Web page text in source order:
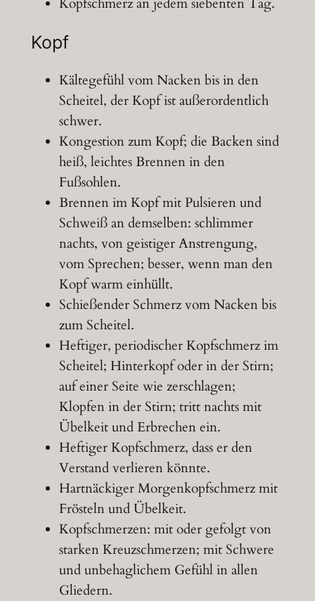
Kopf
Kältegefühl vom Nacken bis in den
Scheitel, der Kopf ist außerordentlich
schwer.
Kongestion zum Kopf; die Backen sind
heiß, leichtes Brennen in den
Fußsohlen.
Brennen im Kopf mit Pulsieren und
Schweiß an demselben: schlimmer
nachts, von geistiger Anstrengung,
vom Sprechen; besser, wenn man den
Kopf warm einhüllt.
Schießender Schmerz vom Nacken bis
zum Scheitel.
Heftiger, periodischer Kopfschmerz im
Scheitel; Hinterkopf oder in der Stirn;
auf einer Seite wie zerschlagen;
Klopfen in der Stirn; tritt nachts mit
Übelkeit und Erbrechen ein.
Heftiger Kopfschmerz, dass er den
Verstand verlieren könnte.
Hartnäckiger Morgenkopfschmerz mit
Frösteln und Übelkeit.
Kopfschmerzen: mit oder gefolgt von
starken Kreuzschmerzen; mit Schwere
und unbehaglichem Gefühl in allen
Gliedern.